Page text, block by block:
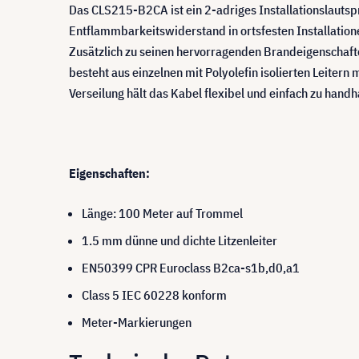
Das CLS215-B2CA ist ein 2-adriges
Entflammbarkeitswiderstand in ortsfesten
Zusätzlich zu seinen hervorragenden
besteht aus einzelnen mit Polyolefin isolierten Leitern
Verseilung hält das Kabel flexibel und einfach zu
Eigenschaften:
Länge: 100 Meter auf Trommel
1.5 mm dünne und dichte Litzenleiter
EN50399 CPR Euroclass B2ca-s1b,d0,a1
Class 5 IEC 60228 konform
Meter-Markierungen